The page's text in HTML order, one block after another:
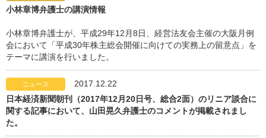
小林章博弁護士の講演情報
小林章博弁護士が、平成29年12月8日、経営法友会主催の大阪月例
会において「平成30年株主総会開催に向けての実務上の留意点」を
テーマに講演を行いました。
ニュース
2017.12.22
日本経済新聞朝刊（2017年12月20日号、総合2面）のリニア談合に
関する記事において、山田晃久弁護士のコメントが掲載されまし
た。